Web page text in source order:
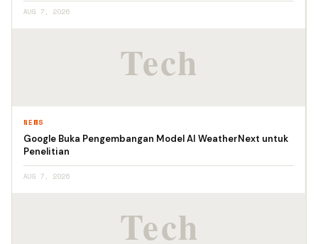
AUG 7, 2026
NEWS
Google Buka Pengembangan Model AI WeatherNext untuk
Penelitian
AUG 7, 2026